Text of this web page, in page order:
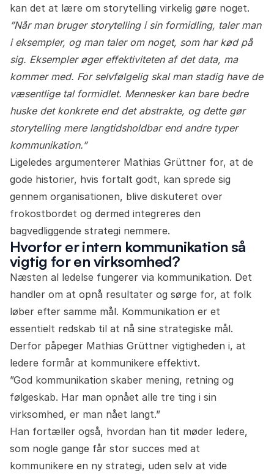
kan det at lære om storytelling virkelig gøre noget.
”Når man bruger storytelling i sin formidling, taler man
i eksempler, og man taler om noget, som har kød på
sig. Eksempler øger effektiviteten af det data, ma
kommer med. For selvfølgelig skal man stadig have de
væsentlige tal formidlet. Mennesker kan bare bedre
huske det konkrete end det abstrakte, og dette gør
storytelling mere langtidsholdbar end andre typer
kommunikation.”
Ligeledes argumenterer Mathias Grüttner for, at de
gode historier, hvis fortalt godt, kan sprede sig
gennem organisationen, blive diskuteret over
frokostbordet og dermed integreres den
bagvedliggende strategi nemmere.
Hvorfor er intern kommunikation så
vigtig for en virksomhed?
Næsten al ledelse fungerer via kommunikation. Det
handler om at opnå resultater og sørge for, at folk
løber efter samme mål. Kommunikation er et
essentielt redskab til at nå sine strategiske mål.
Derfor påpeger Mathias Grüttner vigtigheden i, at
ledere formår at kommunikere effektivt.
”God kommunikation skaber mening, retning og
følgeskab. Har man opnået alle tre ting i sin
virksomhed, er man nået langt.”
Han fortæller også, hvordan han tit møder ledere,
som nogle gange får stor succes med at
kommunikere en ny strategi, uden selv at vide